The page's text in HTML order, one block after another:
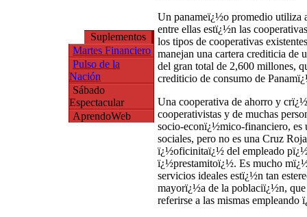
Suplementos
Martes Financiero
Pulso de la
Nación
Sábado
Espectacular
AprendoWeb
Un panameï¿½o promedio utiliza
entre ellas estï¿½n las
los tipos de cooperativas
manejan una cartera crediticia de
del gran total de 2,600 millones,
crediticio de consumo de
Una cooperativa de ahorro y
cooperativistas y de muchas
socio-econï¿½mico-financiero, es
sociales, pero no es una Cruz
ï¿½oficinitaï¿½ del empleado
ï¿½prestamitoï¿½. Es mucho
servicios ideales estï¿½n tan
mayorï¿½a de la poblaciï¿½n,
referirse a las mismas